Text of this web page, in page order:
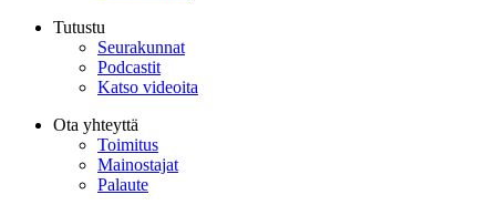
Tutustu
Seurakunnat
Podcastit
Katso videoita
Ota yhteyttä
Toimitus
Mainostajat
Palaute